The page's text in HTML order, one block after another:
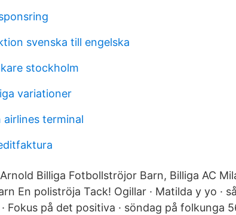
svenska till engelska
stockholm
variationer
airlines terminal
Billiga Fotbollströjor Barn, Billiga AC
En poliströja Tack! Ogillar · Matilda y yo ·
Fokus på det positiva · söndag på folkunga